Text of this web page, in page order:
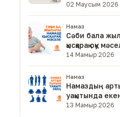
02 Маусым 2026
Намаз
Сәби бала
қысқарақ оқу
14 Мамыр 2026
Намаз
Намаздың
уақытында
13 Мамыр 2026